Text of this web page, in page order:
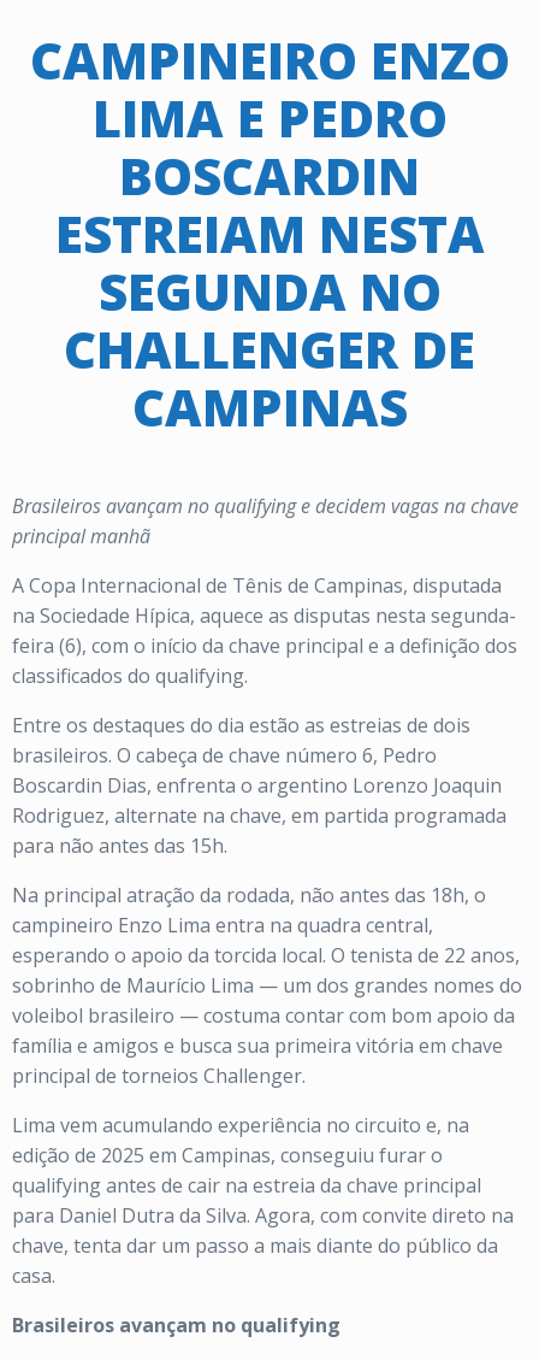
CAMPINEIRO ENZO
LIMA E PEDRO
BOSCARDIN
ESTREIAM NESTA
SEGUNDA NO
CHALLENGER DE
CAMPINAS
Brasileiros avançam no qualifying e decidem vagas na chave
principal manhã
A Copa Internacional de Tênis de Campinas, disputada
na Sociedade Hípica, aquece as disputas nesta segunda-
feira (6), com o início da chave principal e a definição dos
classificados do qualifying.
Entre os destaques do dia estão as estreias de dois
brasileiros. O cabeça de chave número 6, Pedro
Boscardin Dias, enfrenta o argentino Lorenzo Joaquin
Rodriguez, alternate na chave, em partida programada
para não antes das 15h.
Na principal atração da rodada, não antes das 18h, o
campineiro Enzo Lima entra na quadra central,
esperando o apoio da torcida local. O tenista de 22 anos,
sobrinho de Maurício Lima — um dos grandes nomes do
voleibol brasileiro — costuma contar com bom apoio da
família e amigos e busca sua primeira vitória em chave
principal de torneios Challenger.
Lima vem acumulando experiência no circuito e, na
edição de 2025 em Campinas, conseguiu furar o
qualifying antes de cair na estreia da chave principal
para Daniel Dutra da Silva. Agora, com convite direto na
chave, tenta dar um passo a mais diante do público da
casa.
Brasileiros avançam no qualifying